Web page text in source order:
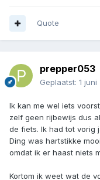
Quote
prepper053
Geplaatst: 1 juni
Ik kan me wel iets
zelf geen rijbewijs dus
de fiets. Ik had tot vorig
Ding was hartstikke
omdat ik er haast niets
Kortom ik weet wat de